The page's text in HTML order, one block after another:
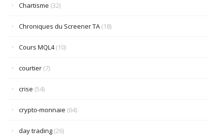
Chartisme (32)
Chroniques du Screener TA (18)
Cours MQL4(10)
courtier (7)
crise (54)
crypto-monnaie (64)
day trading (26)